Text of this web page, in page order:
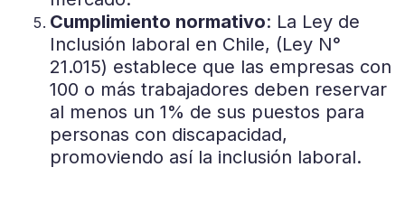
Cumplimiento normativo: La Ley de
Inclusión laboral en Chile, (Ley N°
21.015) establece que las empresas con
100 o más trabajadores deben reservar
al menos un 1% de sus puestos para
personas con discapacidad,
promoviendo así la inclusión laboral.